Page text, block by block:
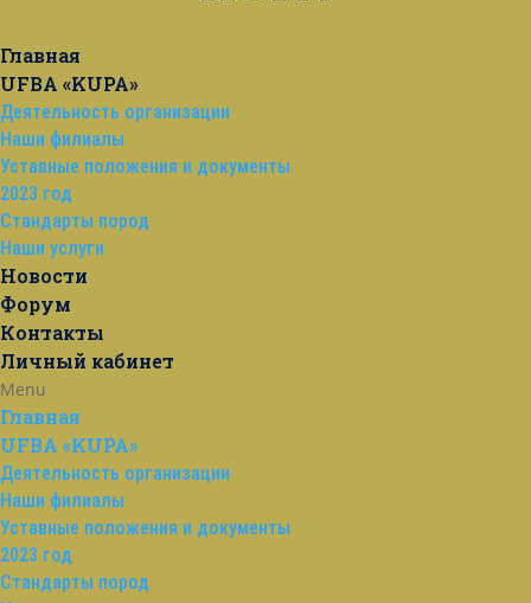
Главная
UFBA «KUPA»
Деятельность организации
Наши филиалы
Уставные положения и документы
2023 год
Стандарты пород
Наши услуги
Новости
Форум
Контакты
Личный кабинет
Menu
Главная
UFBA «KUPA»
Деятельность организации
Наши филиалы
Уставные положения и документы
2023 год
Стандарты пород